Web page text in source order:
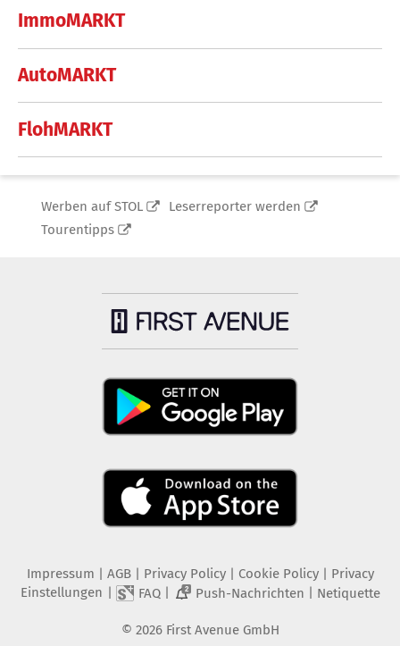
ImmoMARKT
AutoMARKT
FlohMARKT
Werben auf STOL
Leserreporter werden
Tourentipps
Impressum | AGB | Privacy Policy| Cookie Policy| Privacy
Einstellungen | FAQ| 2 Push-Nachrichten | Netiquette
© 2026 First Avenue GmbH